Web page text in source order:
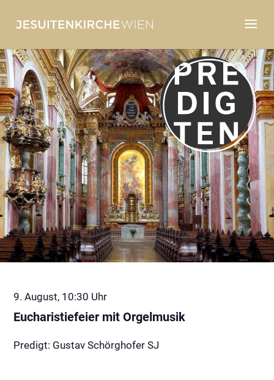
Eucharistiefeier mit Orgelmusik
9. August, 10:30 Uhr
Predigt: Gustav Schörghofer SJ